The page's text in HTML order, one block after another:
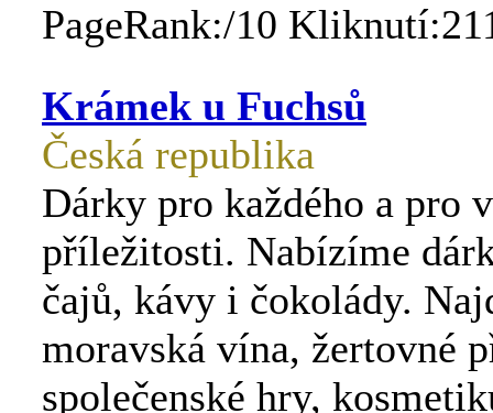
PageRank:/10
Krámek u Fuchsů
Česká republika
Dárky pro každého a pro
příležitosti. Nabízíme
čajů, kávy i čokolády.
moravská vína, žertovné
společenské hry,